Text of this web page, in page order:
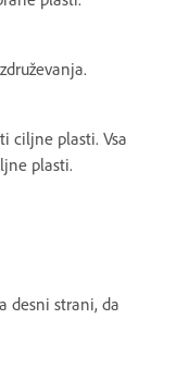
ciljne plasti. Vsa
plasti.
desni strani, da